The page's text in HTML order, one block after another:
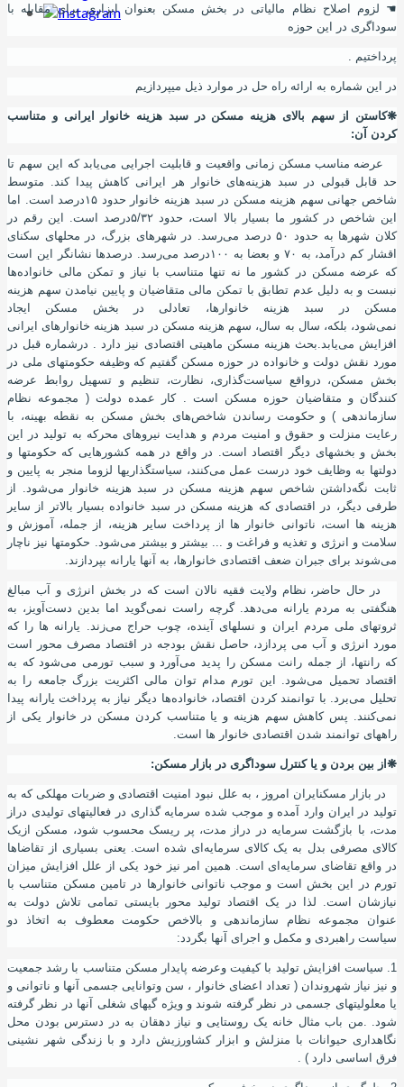
☚ لزوم اصلاح نظام مالیاتی در بخش مسکن بعنوان ابزاری برای مقابله با
سوداگری در این حوزه
پرداختیم .
در این شماره به ارائه راه حل در موارد ذیل میپردازیم
❋کاستن از سهم بالای هزینه مسکن در سبد هزینه خانوار ایرانی و متناسب
کردن
ن:
عرضه مناسب مسکن زمانی واقعیت و قابلیت اجرایی می‌یابد که این سهم تا
حد قابل قبولی در سبد هزینه‌های خانوار هر ایرانی کاهش پیدا کند. متوسط
شاخص جهانی سهم هزینه مسکن در سبد هزینه خانوار حدود ۱۵‌درصد است. اما
این شاخص در کشور ما بسیار بالا است، حدود ۵/۳۲‌درصد است. این رقم در
کلان شهرها به حدود ۵۰ درصد می‌رسد. در شهرهای بزرگ
، در محلهای سکنای
اقشار کم درآمد ،
به ۷۰ و بعضا به ۱۰۰‌درصد می‌رسد. درصدها نشانگر این است
که عرضه مسکن در کشور ما نه تنها متناسب با نیاز و تمکن‌ مالی خانواده‌ها
نبست و به دلیل عدم تطابق با تمکن‌ مالی متقاضیان و پایین نیامدن سهم هزینه‌
مسکن در سبد هزینه خانوارها، تعادلی در بخش مسکن ایجاد
نمی‌شود ، بلکه، سال به سال، سهم هزینه مسکن در سبد هزینه خانوارهای ایرانی
افزایش می‌یابد.بحث هزینه مسکن ماهیتی اقتصادی نیز دارد . درشماره قبل در
مورد نقش دولت و خانواده در حوزه مسکن گفتیم که وظیفه حکومتهای ملی در
بخش مسکن، درواقع سیاست‌گذاری، نظارت، تنظیم و تسهیل روابط عرضه
کنندگان و متقاضیان حوزه مسکن است . کار عمده دولت ( مجموعه نظام
سازماندهی ) و حکومت رساندن شاخص‌های بخش مسکن به نقطه بهینه، با
رعایت منزلت و حقوق و امنیت مردم و هدایت نیروهای محرکه به تولید در این
بخش و بخشهای دیگر اقتصاد است. در واقع در همه کشورهایی که حکومتها و
دولتها به وظایف خود درست عمل می‌کنند ، سیاستگذاریها لزوما منجر به پایین و
ثابت نگه‌داشتن شاخص سهم هزینه‌ مسکن در سبد هزینه خانوار می‌شود. از
طرفی دیگر ، در اقتصادی که هزینه مسکن در سبد خانواده بسیار بالاتر از سایر
هزینه ها است، ناتوانی خانوار ها از پرداخت سایر هزینه، از جمله، آموزش و
سلامت و انرژی و تغذیه و فراغت و ... بیشتر و بیشتر می‌شود. حکومتها نیز ناچار
می‌شوند برای جبران ضعف اقتصادی خانوارها، به نها یارانه بپردازند.
در حال حاضر ، نظام ولایت فقیه نالان است که در بخش انرژی و آب مبالغ
هنگفتی به مردم یارانه می‌دهد. گرچه راست نمی‌گوید اما بدین دست‌آ ویز ، به
ثروتهای ملی مردم ایران و نسلهای آینده، چوب حراج می‌زند. یارانه ها را که
مورد انرژی و آب می پردازد ، حاصل نقش بودجه در اقتصاد مصرف محور است
که رانتها، از جمله رانت مسکن را پدید می‌ ورد و سبب تورمی می‌شود که به
اقتصاد تحمیل می‌شود. این تورم مدام توان مالی اکثریت بزرگ جامعه را به
تحلیل می‌برد. با توانمند کردن اقتصاد ، خانواده‌ها دیگر نیاز به پرداخت یارانه پیدا
نمی‌کنند. پس کاهش سهم هزینه‌ و یا متناسب کردن مسکن در خانوار یکی از
راههای توانمند شدن اقتصادی خانوار ها است.
❋ از بین بردن و یا كنترل سوداگری در بازار مسكن:
در بازار مسکنایران امروز ، به علل نبود امنیت اقتصادی و ضربات مهلکی که به
تولید در ایران وارد آمده و موجب شده سرمایه گذاری در فعالیتهای تولیدی دراز
مدت، با بازگشت سرمایه در دراز مدت، پر ریسک محسوب شود، مسکن ازیک
کالای مصرفی بدل به یک کالای سرمایه‌ای شده است. یعنی بسیاری از تقاضاها
در واقع تقاضای سرمایه‌ای است. همین امر نیز خود یکی از علل افزايش میزان
تورم در اين بخش است و موجب ناتوانی خانوارها در تامين مسكن متناسب با
نيازشان است. لذا در یک اقتصاد تولید محور بایستی تمامی تلاش دولت به
عنوان مجموعه نظام سازماندهی و بالاخص حکومت معطوف به اتخاذ دو
سیاست راهبردی و مکمل و اجرای
نها بگردد :
1. سیاست افزایش تولید با کیفیت وعرضه پایدار مسکن متناسب با رشد جمعیت
و نیز نیاز شهروندان ( تعداد اعضای خانوار ، سن وتوانایی جسمی آنها و ناتوانی و
یا معلولیتهای جسمی در نظر گرفته شوند و ویژه گیهای شغلی آنها در نظر گرفته
شود. .من باب مثال خانه یک روستایی و نیاز دهقان به در دسترس بودن محل
نگاهداری حیوانات با منزلش و ابزار کشاورزیش دارد و با زندگی شهر نشینی
فرق اساسی دارد ) .